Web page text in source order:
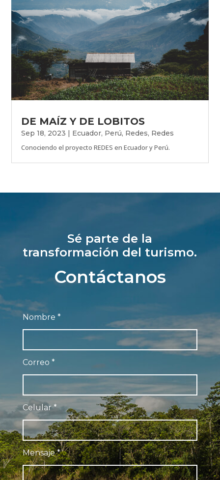
DE MAÍZ Y DE LOBITOS
Sep 18, 2023 | Ecuador, Perú, Redes, Redes
Conociendo el proyecto REDES en Ecuador y Perú.
Sé parte de la
transformación del turismo.
Contáctanos
Nombre *
Correo *
Celular*
Mensaje*